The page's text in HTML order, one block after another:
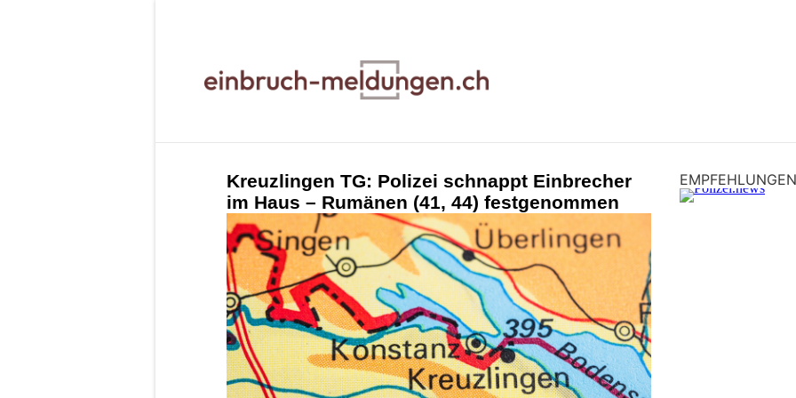
Kreuzlingen TG: Polizei schnappt Einbrecher
im Haus – Rumänen (41, 44) festgenommen
EMPFEHLUNGEN